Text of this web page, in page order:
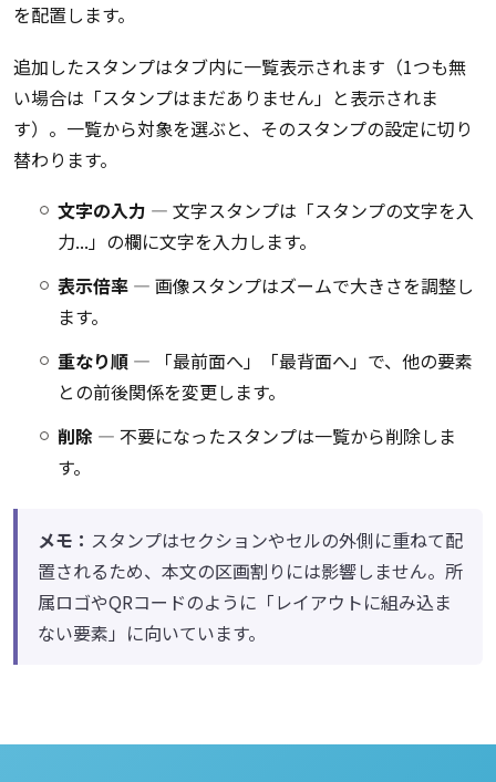
を配置します。
追加したスタンプはタブ内に一覧表示されます（1つも無
い場合は「スタンプはまだありません」と表示されま
す）。一覧から対象を選ぶと、そのスタンプの設定に切り
替わります。
文字の入力 ― 文字スタンプは「スタンプの文字を入
力...」の欄に文字を入力します。
表示倍率 ― 画像スタンプはズームで大きさを調整し
ます。
重なり順 ― 「最前面へ」「最背面へ」で、他の要素
との前後関係を変更します。
削除 ― 不要になったスタンプは一覧から削除しま
す。
メモ： スタンプはセクションやセルの外側に重ねて配
置されるため、本文の区画割りには影響しません。所
属ロゴやQRコードのように「レイアウトに組み込ま
ない要素」に向いています。